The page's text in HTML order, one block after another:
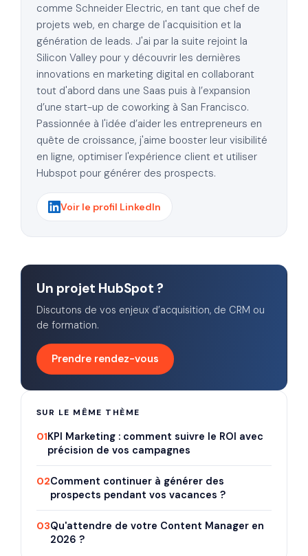
comme Schneider Electric, en tant que chef de
projets web, en charge de l'acquisition et la
génération de leads. J'ai par la suite rejoint la
Silicon Valley pour y découvrir les dernières
innovations en marketing digital en collaborant
tout d'abord dans une Saas puis à l’expansion
d’une start-up de coworking à San Francisco.
Passionnée à l'idée d’aider les entrepreneurs en
quête de croissance, j'aime booster leur visibilité
en ligne, optimiser l'expérience client et utiliser
Hubspot pour générer des prospects.
Voir le profil LinkedIn
Un projet HubSpot ?
Discutons de vos enjeux d’acquisition, de CRM ou
de formation.
Prendre rendez-vous
SUR LE MÊME THÈME
01KPI Marketing : comment suivre le ROI avec
précision de vos campagnes
02Comment continuer à générer des
prospects pendant vos vacances ?
03Qu'attendre de votre Content Manager en
2026 ?